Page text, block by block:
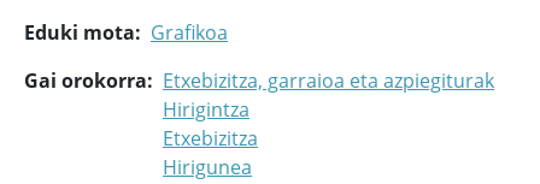
Eduki mota
Grafikoa
Gai orokorra
Etxebizitza, garraioa eta azpiegiturak
Hirigintza
Etxebizitza
Hirigunea